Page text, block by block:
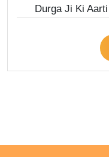
Durga Ji Ki Aarti